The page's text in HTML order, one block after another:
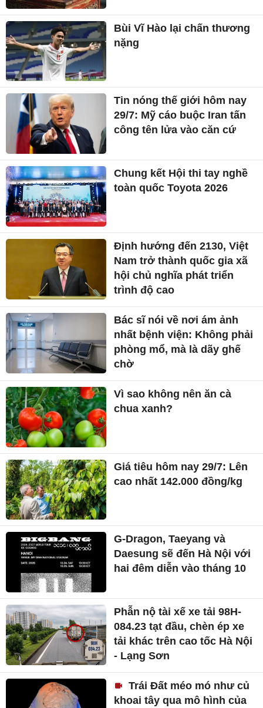
Bùi Vĩ Hào lại chấn thương
nặng
Tin nóng thế giới hôm nay
29/7: Mỹ cáo buộc Iran tấn
công tên lửa vào căn cứ
Chung kết Hội thi tay nghề
toàn quốc Toyota 2026
Định hướng đến 2130, Việt
Nam trở thành quốc gia xã
hội chủ nghĩa phát triển
trình độ cao
Bác sĩ nói về nơi ám ảnh
nhất bệnh viện: Không phải
phòng mổ, mà là dãy ghế
chờ
Vì sao không nên ăn cà
chua xanh?
Giá tiêu hôm nay 29/7: Lên
cao nhất 142.000 đồng/kg
G-Dragon, Taeyang và
Daesung sẽ đến Hà Nội với
hai đêm diễn vào tháng 10
Phẫn nộ tài xế xe tải 98H-
084.23 tạt đầu, chèn ép xe
tải khác trên cao tốc Hà Nội
- Lạng Sơn
Trái Đất méo mó như củ
khoai tây qua mô hình của